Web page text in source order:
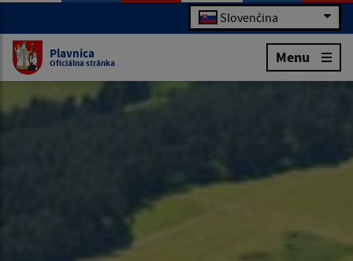
Slovenčina
Plavnica
Oficiálna stránka Menu